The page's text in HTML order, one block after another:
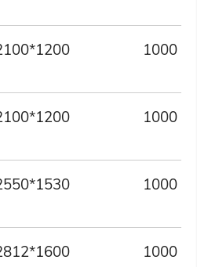
1000
1000
1000
1000